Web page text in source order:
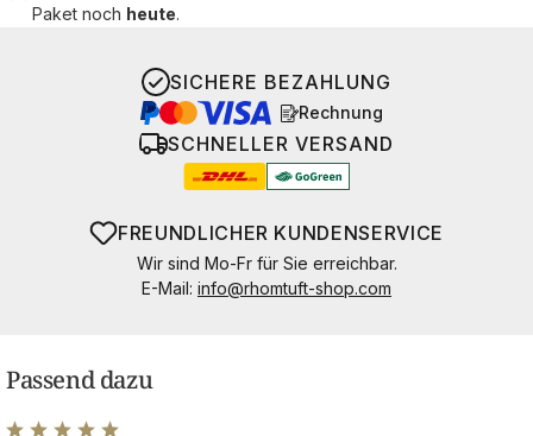
Paket noch heute.
SICHERE BEZAHLUNG
Rechnung
SCHNELLER VERSAND
FREUNDLICHER KUNDENSERVICE
Wir sind Mo-Fr für Sie erreichbar.
E-Mail: info@rhomtuft-shop.com
Passend dazu